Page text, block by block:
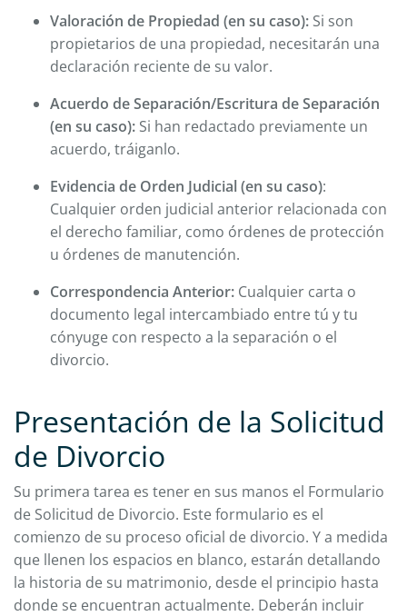
Valoración de Propiedad (en su caso): Si son
propietarios de una propiedad, necesitarán una
declaración reciente de su valor.
Acuerdo de Separación/Escritura de Separación
(en su caso): Si han redactado previamente un
acuerdo, tráiganlo.
Evidencia de Orden Judicial (en su caso):
Cualquier orden judicial anterior relacionada con
el derecho familiar, como órdenes de protección
u órdenes de manutención.
Correspondencia Anterior: Cualquier carta o
documento legal intercambiado entre tú y tu
cónyuge con respecto a la separación o el
divorcio.
Presentación de la Solicitud
de Divorcio
Su primera tarea es tener en sus manos el Formulario
de Solicitud de Divorcio. Este formulario es el
comienzo de su proceso oficial de divorcio. Y a medida
que llenen los espacios en blanco, estarán detallando
la historia de su matrimonio, desde el principio hasta
donde se encuentran actualmente. Deberán incluir